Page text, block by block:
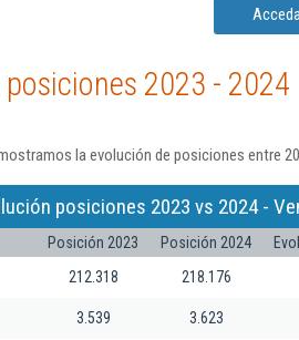
2023 - 2024
la evolución de posiciones entre
posiciones 2023 vs 2024 -
Posición 2023 Posición 2024
212.318 218.176
3.539 3.623